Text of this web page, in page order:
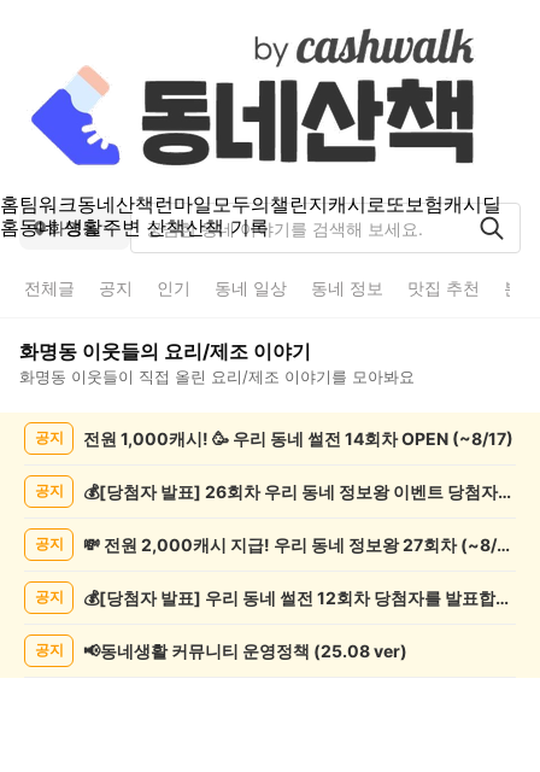
홈팀워크동네산책런마일모두의챌린지캐시로또보험캐시딜
홈동네 생활주변 산책산책 기록
화명동
전체글 공지 인기 동네 일상 동네 정보 맛집 추천 분
화명동 이웃들의 요리/제조 이야기
화명동 이웃들이 직접 올린 요리/제조 이야기를 모아봐요
록
공지 전원 1,000캐시! 🥳 우리 동네 썰전 14회차 OPEN (~8/17)
공지 💰[당첨자 발표] 26회차 우리 동네 정보왕 이벤트 당첨자를 발표합니다!
공지 💸 전원 2,000캐시 지급! 우리 동네 정보왕 27회차 (~8/10)
공지 💰[당첨자 발표] 우리 동네 썰전 12회차 당첨자를 발표합니다!
공지 📢동네생활 커뮤니티 운영정책 (25.08 ver)